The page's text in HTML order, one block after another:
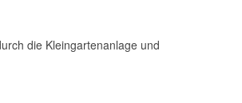
die Kleingartenanlage und